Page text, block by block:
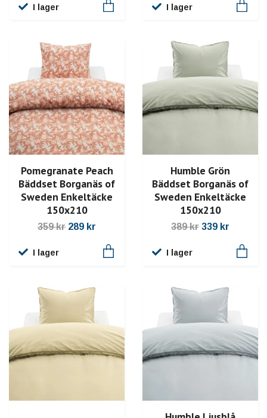
I lager I lager
Pomegranate Peach
Bäddset Borganäs of
Sweden Enkeltäcke
150x210
359 kr 289 kr
I lager
Humble Grön
Bäddset Borganäs of
Sweden Enkeltäcke
150x210
389 kr 339 kr
I lager